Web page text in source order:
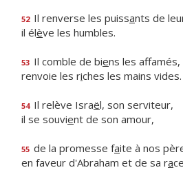
52 Il renverse les puissants de
il élève les humbles.
53 Il comble de biens les affamés,
renvoie les riches les mains vides.
54 Il relève Israël, son serviteur,
il se souvient de son amour,
55 de la promesse faite à nos
en faveur d'Abraham et de sa ra